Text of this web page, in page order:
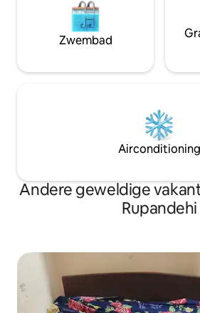
Zwembad
Airconditioning
Andere geweldige
Rupandehi